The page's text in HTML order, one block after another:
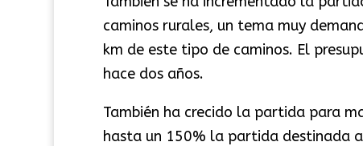
caminos rurales, un tema muy
km de este tipo de caminos. El
hace dos años.
También ha crecido la partida para
hasta un 150% la partida destinada